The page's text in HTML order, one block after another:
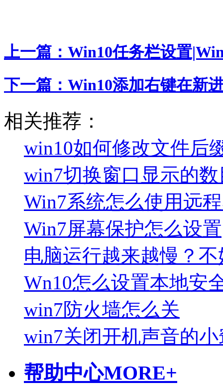
上一篇： Win10任务栏设置
下一篇： Win10添加右键在新
相关推荐：
win10如何修改文件后
win7切换窗口显示的
Win7系统怎么使用远
Win7屏幕保护怎么设
电脑运行越来越慢？
Wn10怎么设置本地安
win7防火墙怎么关
win7关闭开机声音的
帮助中心MORE+